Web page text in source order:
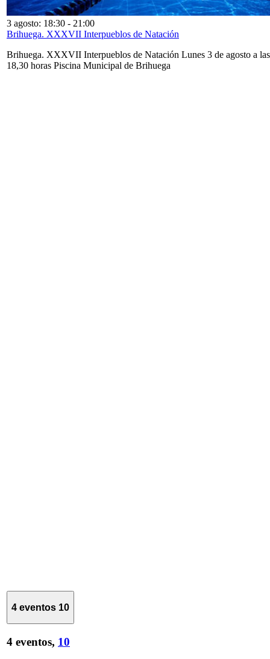
3 agosto: 18:30 - 21:00
Brihuega. XXXVII Interpueblos de Natación
Brihuega. XXXVII Interpueblos de Natación Lunes 3 de agosto a las
18,30 horas Piscina Municipal de Brihuega
4 eventos 10
4 eventos, 10